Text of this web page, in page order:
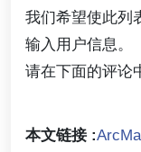
我们希望使此列
输入用户信息。
请在下面的评论
本文链接 :